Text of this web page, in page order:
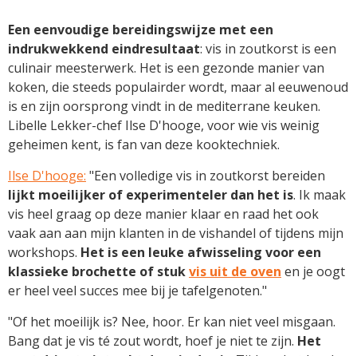
Een eenvoudige bereidingswijze met een
indrukwekkend eindresultaat: vis in zoutkorst is een
culinair meesterwerk. Het is een gezonde manier van
koken, die steeds populairder wordt, maar al eeuwenoud
is en zijn oorsprong vindt in de mediterrane keuken.
Libelle Lekker-chef Ilse D'hooge, voor wie vis weinig
geheimen kent, is fan van deze kooktechniek.
Ilse D'hooge: "Een volledige vis in zoutkorst bereiden
lijkt moeilijker of experimenteler dan het is. Ik maak
vis heel graag op deze manier klaar en raad het ook
vaak aan aan mijn klanten in de vishandel of tijdens mijn
workshops. Het is een leuke afwisseling voor een
klassieke brochette of stukvis uit de oven en je oogt
er heel veel succes mee bij je tafelgenoten."
"Of het moeilijk is? Nee, hoor. Er kan niet veel misgaan.
Bang dat je vis té zout wordt, hoef je niet te zijn. Het